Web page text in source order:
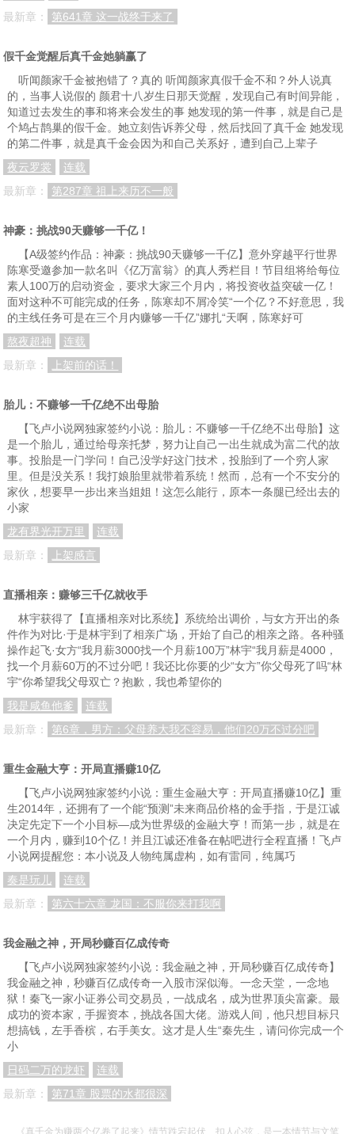
最新章：
第641章 这一战终于来了
假千金觉醒后真千金她躺赢了
听闻颜家千金被抱错了？真的 听闻颜家真假千金不和？外人说真
的，当事人说假的 颜君十八岁生日那天觉醒，发现自己有时间异能，
知道过去发生的事和将来会发生的事 她发现的第一件事，就是自己是
个鸠占鹊巢的假千金。她立刻告诉养父母，然后找回了真千金 她发现
的第二件事，就是真千金会因为和自己关系好，遭到自己上辈子
夜云罗裳
连载
最新章：
第287章 祖上来历不一般
神豪：挑战90天赚够一千亿！
【A级签约作品：神豪：挑战90天赚够一千亿】意外穿越平行世界
陈寒受邀参加一款名叫《亿万富翁》的真人秀栏目！节目组将给每位
素人100万的启动资金，要求大家三个月内，将投资收益突破一亿！
面对这种不可能完成的任务，陈寒却不屑冷笑“一个亿？不好意思，我
的主线任务可是在三个月内赚够一千亿”娜扎“天啊，陈寒好可
熬夜超神
连载
最新章：
上架前的话！
胎儿：不赚够一千亿绝不出母胎
【飞卢小说网独家签约小说：胎儿：不赚够一千亿绝不出母胎】这
是一个胎儿，通过给母亲托梦，努力让自己一出生就成为富二代的故
事。投胎是一门学问！自己没学好这门技术，投胎到了一个穷人家
里。但是没关系！我打娘胎里就带着系统！然而，总有一个不安分的
家伙，想要早一步出来当姐姐！这怎么能行，原本一条腿已经出去的
小家
龙有界光开万里
连载
最新章：
上架感言
直播相亲：赚够三千亿就收手
林宇获得了【直播相亲对比系统】系统给出调价，与女方开出的条
件作为对比·于是林宇到了相亲广场，开始了自己的相亲之路。各种骚
操作起飞·女方“我月薪3000找一个月薪100万”林宇“我月薪是4000，
找一个月薪60万的不过分吧！我还比你要的少“女方”你父母死了吗“林
宇“你希望我父母双亡？抱歉，我也希望你的
我是咸鱼他爹
连载
最新章：
第6章，男方：父母养大我不容易，他们20万不过分吧
重生金融大亨：开局直播赚10亿
【飞卢小说网独家签约小说：重生金融大亨：开局直播赚10亿】重
生2014年，还拥有了一个能“预测”未来商品价格的金手指，于是江诚
决定先定下一个小目标—成为世界级的金融大亨！而第一步，就是在
一个月内，赚到10个亿！并且江诚还准备在帖吧进行全程直播！飞卢
小说网提醒您：本小说及人物纯属虚构，如有雷同，纯属巧
奏是玩儿
连载
最新章：
第六十六章 龙国：不服你来打我啊
我金融之神，开局秒赚百亿成传奇
【飞卢小说网独家签约小说：我金融之神，开局秒赚百亿成传奇】
我金融之神，秒赚百亿成传奇一入股市深似海。一念天堂，一念地
狱！秦飞一家小证券公司交易员，一战成名，成为世界顶尖富豪。最
成功的资本家，手握资本，挑战各国大佬。游戏人间，他只想目标只
想搞钱，左手香槟，右手美女。这才是人生“秦先生，请问你完成一个
小
日码二万的龙虾
连载
最新章：
第71章 股票的水都很深
《真千金为赚两个亿卷了起来》情节跌宕起伏、扣人心弦，是一本情节与文笔